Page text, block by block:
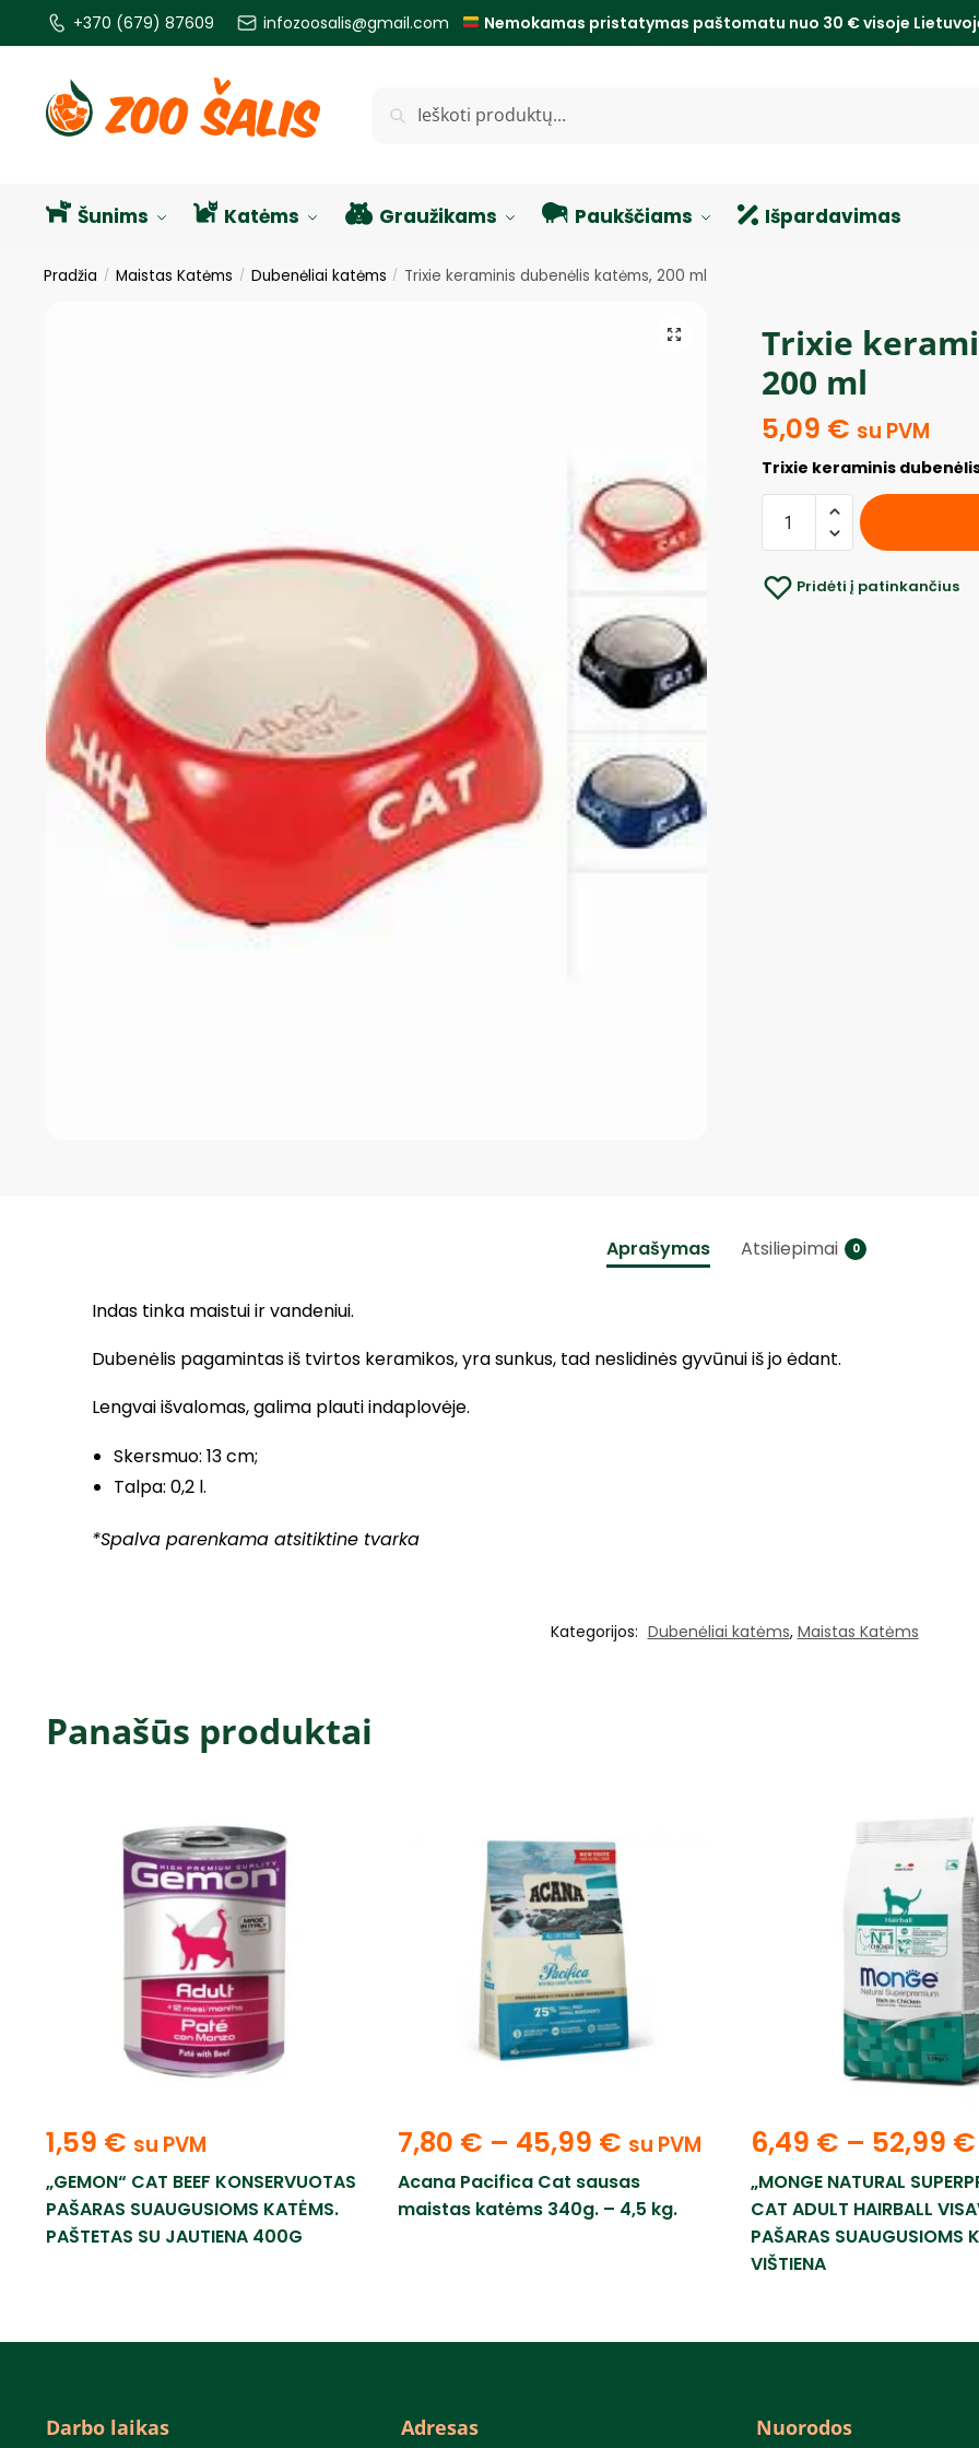
+370 (679) 87609 infozoosalis@gmail.com Nemokamas pristatymas paštomatu nuo 30 € visoje
Šunims Katėms Graužikams Paukščiams Išpardavimas
Pradžia / Maistas Katėms / Dubenėliai katėms / Trixie keraminis dubenėlis katėms, 200 ml
Trixie
200 ml
5,09 € su PVM
Trixie keraminis
Pridėti į patinkančius
Aprašymas Atsiliepimai 0
Indas tinka maistui ir vandeniui.
Dubenėlis pagamintas iš tvirtos keramikos, yra sunkus, tad neslidinės gyvūnui iš jo ėdant.
Lengvai išvalomas, galima plauti indaplovėje.
Skersmuo: 13 cm;
Talpa: 0,2 l.
*Spalva parenkama atsitiktine tvarka
Kategorijos: Dubenėliai katėms, Maistas Katėms
Panašūs produktai
1,59 € su PVM
„GEMON“ CAT BEEF KONSERVUOTAS
PAŠARAS SUAUGUSIOMS KATĖMS.
PAŠTETAS SU JAUTIENA 400G
7,80 € – 45,99 € su PVM
Acana Pacifica Cat sausas
maistas katėms 340g. – 4,5 kg.
6,49 € – 52,99 €
„MONGE NATURAL
CAT ADULT HAIRBALL
PAŠARAS SUAUGUSIOMS
VIŠTIENA
Darbo laikas Adresas Nuorodos